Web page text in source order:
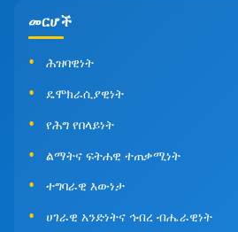
መርሆች
ሕዝባዊነት
ዴሞክራሲያዊነት
የሕግ የበላይነት
ልማትና ፍትሐዊ ተጠቃሚነት
ተግባራዊ እውነታ
ሀገራዊ አንድነትና ኅብረ ብሔራዊነት